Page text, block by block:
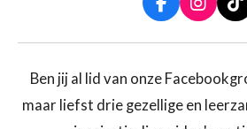
F
a
c
b
o
I
n
s
a
r
T
i
k
o
Ben jij al lid van onze
maar liefst drie gezellige en